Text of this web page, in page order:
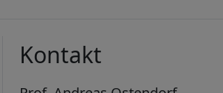
Kontakt